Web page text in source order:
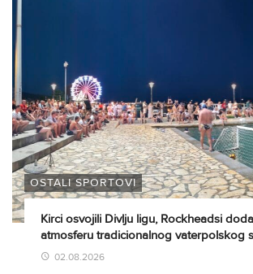
OSTALI SPORTOVI
Kirci osvojili Divlju ligu, Rockheadsi
atmosferu tradicionalnog vaterpolskog
02.08.2026